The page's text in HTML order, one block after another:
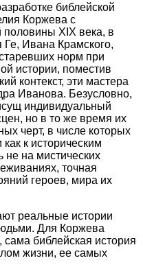
библейской
Коржева с
половины XIX века, в
Ге, Ивана Крамского,
норм при
истории, поместив
контекст, эти мастера
Иванова. Безусловно,
индивидуальный
но в то же время их
черт, в числе которых
к историческим
не на мистических
точная
героев, мира их
реальные истории
Для Коржева
библейская история
жизни, ее самых